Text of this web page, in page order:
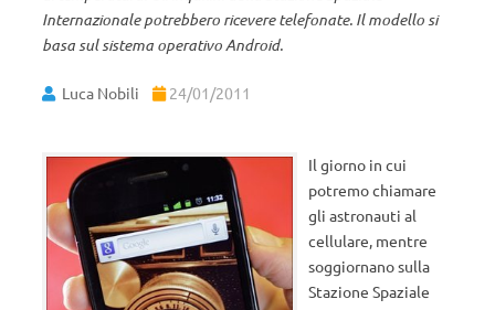
Internazionale potrebbero ricevere telefonate. Il modello si
basa sul sistema operativo Android.
Luca Nobili 24/01/2011
Il giorno in cui
potremo chiamare
gli astronauti al
cellulare, mentre
soggiornano sulla
Stazione Spaziale